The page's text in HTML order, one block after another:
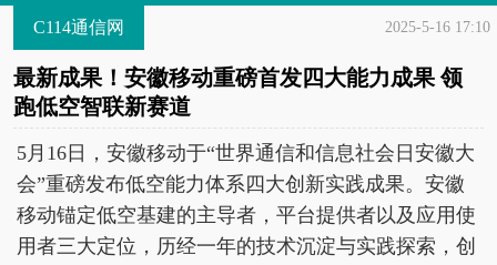
C114通信网 2025-5-16 17:10
最新成果！安徽移动重磅首发四大能力成果 领
跑低空智联新赛道
5月16日，安徽移动于“世界通信和信息社会日安徽大
会”重磅发布低空能力体系四大创新实践成果。安徽
移动锚定低空基建的主导者，平台提供者以及应用使
用者三大定位，历经一年的技术沉淀与实践探索，创